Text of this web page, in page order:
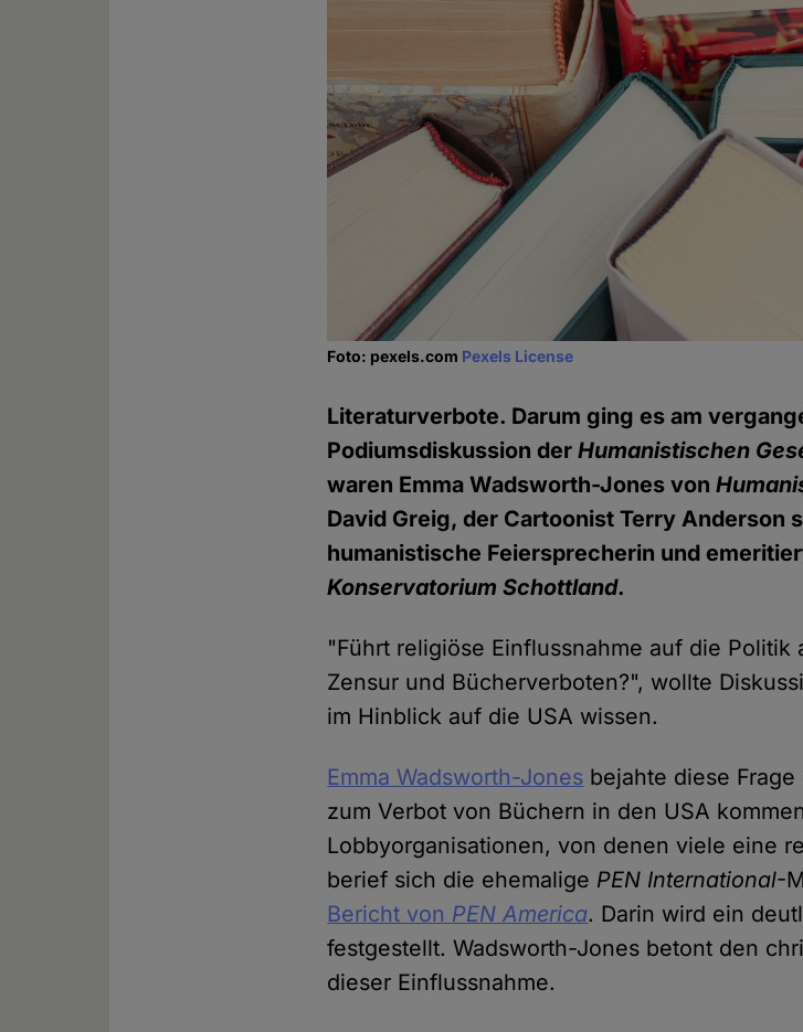
Foto: pexels.com Pexels License
Literaturverbote. Darum ging es am
Podiumsdiskussion derHumanistischen
waren Emma Wadsworth-Jones von
David Greig, der Cartoonist Terry Anderson
humanistische Feiersprecherin und
Konservatorium Schottland.
"Führt religiöse Einflussnahme auf die Politik
Zensur und Bücherverboten?", wollte
im Hinblick auf die USA wissen.
Emma Wadsworth-Jones bejahte diese
zum Verbot von Büchern in den USA
Lobbyorganisationen, von denen viele eine
berief sich die ehemalige PEN International-
Bericht von PEN America. Darin wird ein
festgestellt. Wadsworth-Jones betont den
dieser Einflussnahme.